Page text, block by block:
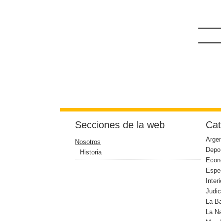
Secciones de la web
Nosotros
Historia
La
La